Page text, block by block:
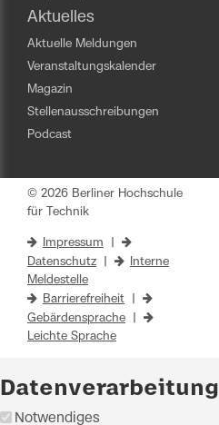
Aktuelles
Aktuelle Meldungen
Veranstaltungskalender
Magazin
Stellenausschreibungen
Podcast
© 2026 Berliner Hochschule
für Technik
Impressum
Datenschutz
Interne
Meldestelle
Barrierefreiheit
Gebärdensprache
Leichte Sprache
Datenverarbeitung
Notwendiges